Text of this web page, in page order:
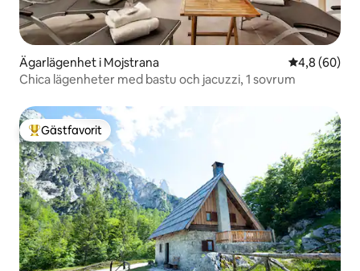
Ägarlägenhet i Mojstrana 4,8 av 5 i
4,8 (60)
Chica lägenheter med bastu och jacuzzi, 1 sovrum
Populär gästfavorit
Gästfavorit